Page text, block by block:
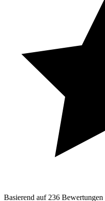
Basierend auf 236 Bewertungen